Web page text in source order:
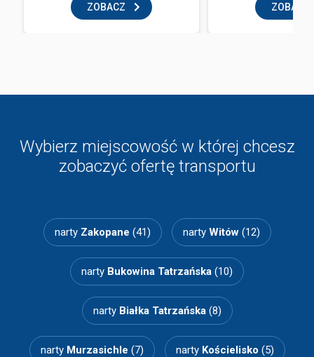
ZOBACZ ZOBACZ
Wybierz miejscowość w której chcesz
zobaczyć ofertę transportu
narty Zakopane (41) narty Witów(12)
narty Bukowina Tatrzańska (10)
narty Białka Tatrzańska(8)
narty Murzasichle (7) narty Kościelisko (5)